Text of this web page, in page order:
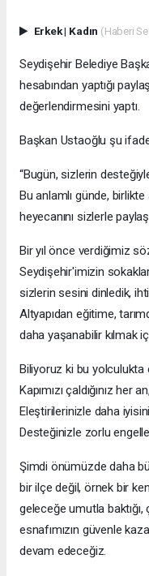
Erkek| Kadın (Haberi
Seydişehir Belediye
hesabından yaptığı
değerlendirmesini yaptı.
Başkan Ustaoğlu şu
“Bugün, sizlerin
Bu anlamlı günde, birlikte
heyecanını sizlerle
Bir yıl önce verdiğimiz
Seydişehir'imizin
sizlerin sesini dinledik,
Altyapıdan eğitime,
daha yaşanabilir kılmak
Biliyoruz ki bu yolculukta
Kapımızı çaldığınız
Eleştirilerinizle daha
Desteğinizle zorlu
Şimdi önümüzde daha
bir ilçe değil, örnek bir
geleceğe umutla
esnafımızın güvenle
devam edeceğiz.